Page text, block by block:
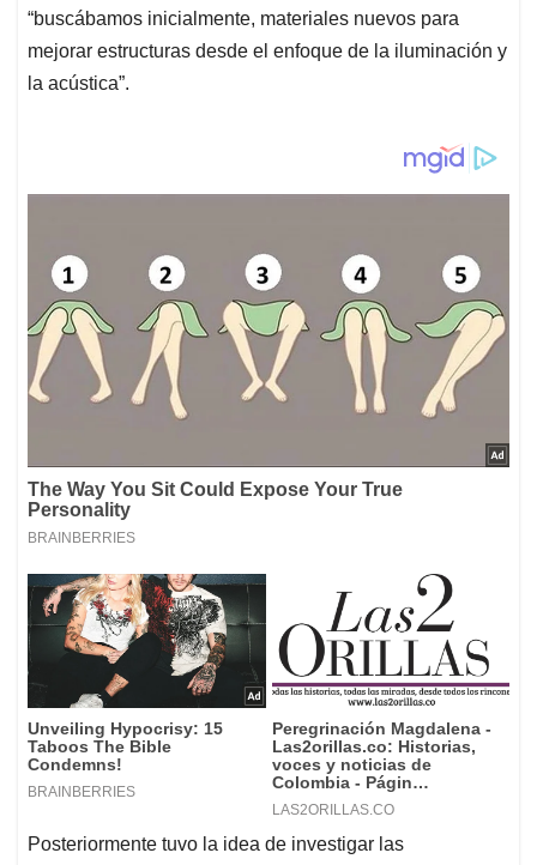
“buscábamos inicialmente, materiales nuevos para
mejorar estructuras desde el enfoque de la iluminación y
la acústica”.
Posteriormente tuvo la idea de investigar las